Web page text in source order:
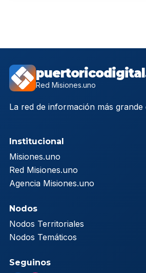
Red Misiones.uno
La red de información más grande
Institucional
Misiones.uno
Red Misiones.uno
Agencia Misiones.uno
Nodos
Nodos Territoriales
Nodos Temáticos
Seguinos